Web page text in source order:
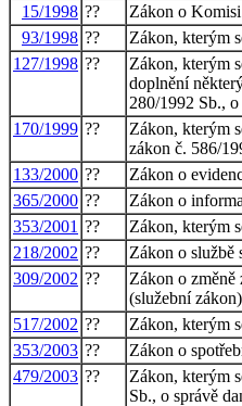
15/1998 ??
Zákon o
93/1998 ??
Zákon, kterým
127/1998 ??
Zákon, kterým
doplnění
280/1992 Sb.,
170/1999 ??
Zákon, kterým
zákon č. 586/
133/2000 ??
Zákon o
365/2000 ??
Zákon o
353/2001 ??
Zákon, kterým
218/2002 ??
Zákon o službě
309/2002 ??
Zákon o změně
(služební zákon)
517/2002 ??
Zákon, kterým
353/2003 ??
Zákon o
479/2003 ??
Zákon, kterým
Sb., o správě